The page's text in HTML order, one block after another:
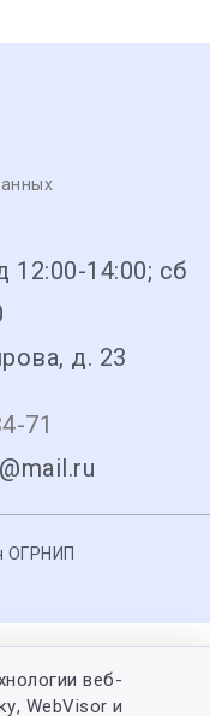
12:00-14:00; сб
д. 23
71
ОГРНИП
веб-
WebVisor и